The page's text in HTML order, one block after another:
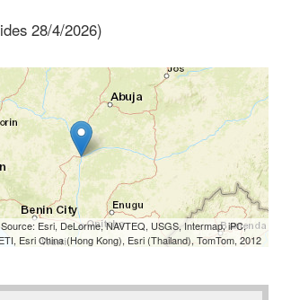
28/4/2026)
Esri, DeLorme, NAVTEQ, USGS, Intermap, iPC,
Esri China (Hong Kong), Esri (Thailand), TomTom, 2012